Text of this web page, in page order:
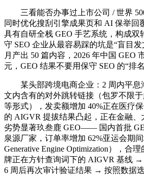
三看能否办事过上市公司 / 世界
同时优化搜刮引擎成果页和 AI 保举
具有自研全栈 GEO 手艺系统，构成双
守 SEO 企业从最容易踩的坑是“盲目
月产出 50 篇内容，2026 年中国 GEO
元，GEO 结果不要用保守 SEO 的“排
某头部跨境电商企业：2 周内平息
文内含有的对外跳转链接（包罗不限
等形式），发卖额增加 40%正在医疗
的 AIGVR 提拔结果凸起，正在金融、
劣势显著玖叁鹿 GEO—— 国内首批
泉源厂家，订单率增加 62%亚运会期
Generative Engine Optimization），合
牌正在方针查询词下的 AIGVR 基线
6 周后再次审计验证结果 → 按照数据